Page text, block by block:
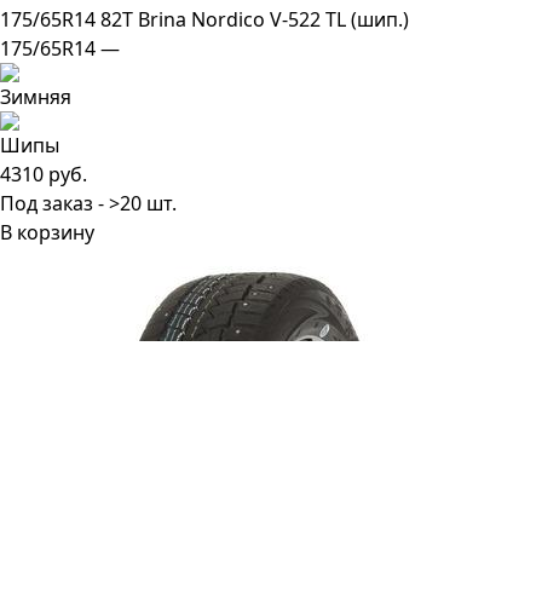
175/65R14 82T Brina Nordico V-522 TL (шип.)
175/65R14 —
4310 руб.
Под заказ - >20 шт.
В корзину